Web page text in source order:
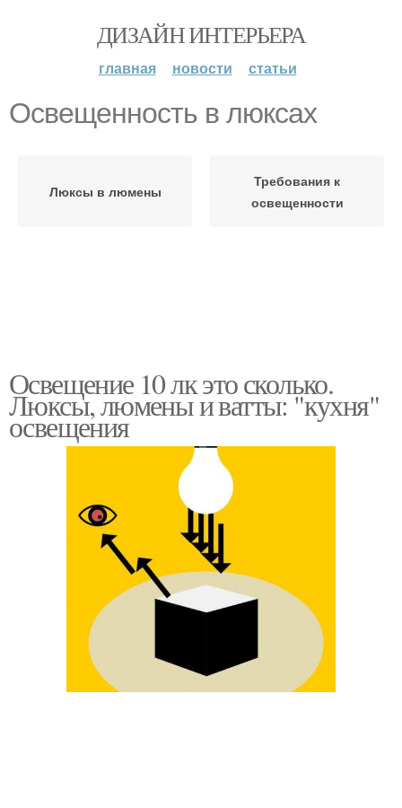
ДИЗАЙН ИНТЕРЬЕРА
главная новости статьи
Освещенность в люксах
Люксы в люмены
Требования к
освещенности
Освещение 10 лк это сколько.
Люксы, люмены и ватты: "кухня"
освещения